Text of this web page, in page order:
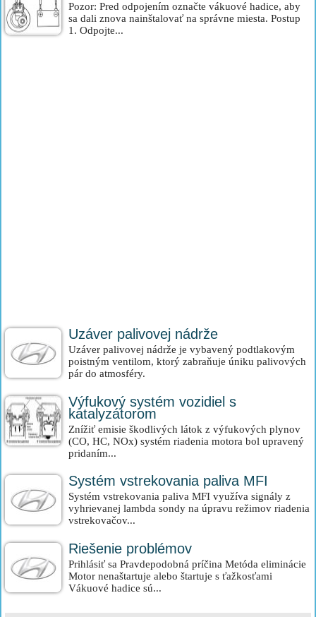
Pozor: Pred odpojením označte vákuové hadice, aby
sa dali znova nainštalovať na správne miesta. Postup
1. Odpojte...
Uzáver palivovej nádrže
Uzáver palivovej nádrže je vybavený podtlakovým
poistným ventilom, ktorý zabraňuje úniku palivových
pár do atmosféry.
Výfukový systém vozidiel s
katalyzátorom
Znížiť emisie škodlivých látok z výfukových plynov
(CO, HC, NOx) systém riadenia motora bol upravený
pridaním...
Systém vstrekovania paliva MFI
Systém vstrekovania paliva MFI využíva signály z
vyhrievanej lambda sondy na úpravu režimov riadenia
vstrekovačov...
Riešenie problémov
Prihlásiť sa Pravdepodobná príčina Metóda eliminácie
Motor nenaštartuje alebo štartuje s ťažkosťami
Vákuové hadice sú...